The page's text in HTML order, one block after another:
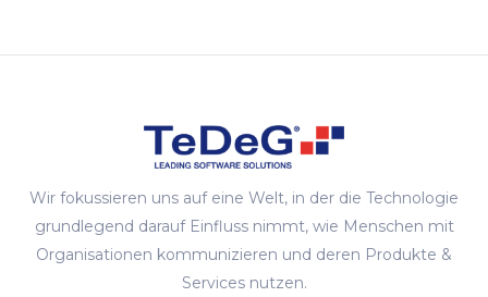
Wir fokussieren uns auf eine Welt, in der die Technologie
grundlegend darauf Einfluss nimmt, wie Menschen mit
Organisationen kommunizieren und deren Produkte &
Services nutzen.